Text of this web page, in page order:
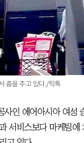
춤을 추고 있다./틱톡
사인 에어아시아 여성
서비스보다 마케팅에